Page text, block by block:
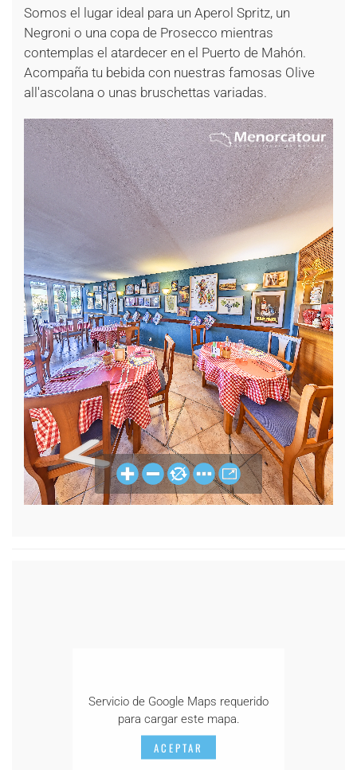
Somos el lugar ideal para un Aperol Spritz, un
Negroni o una copa de Prosecco mientras
contemplas el atardecer en el Puerto de Mahón.
Acompaña tu bebida con nuestras famosas Olive
all'ascolana o unas bruschettas variadas.
Servicio de Google Maps requerido
para cargar este mapa.
ACEPTAR